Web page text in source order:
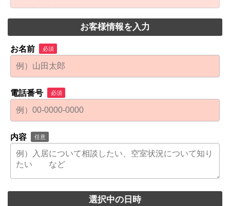
お客様情報を入力
お名前 必須
電話番号 必須
内容 任意
選択中の日時